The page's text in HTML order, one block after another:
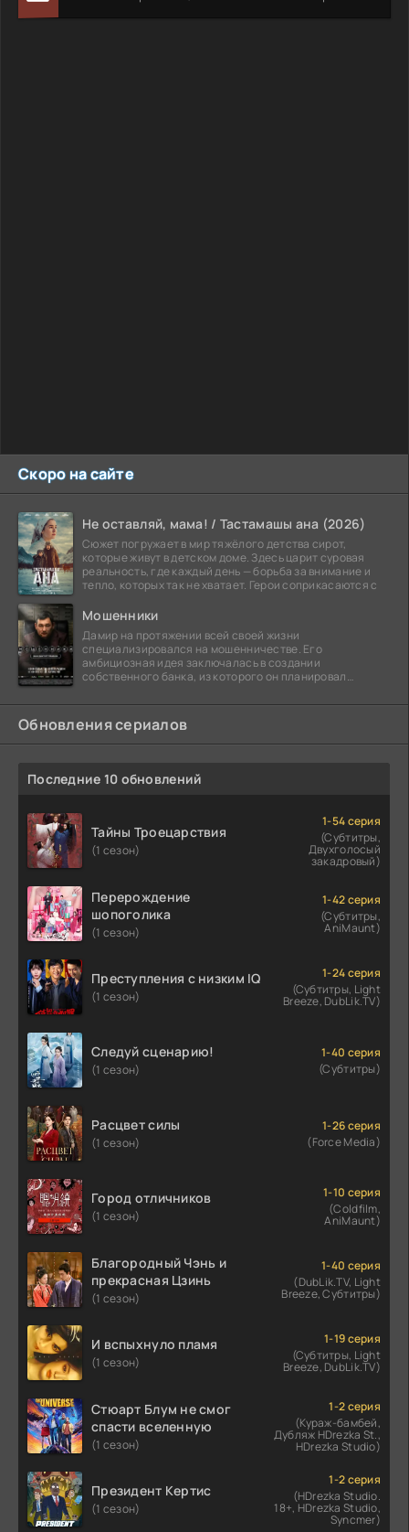
Скоро на сайте
Не оставляй, мама! / Тастамашы ана (2026)
Сюжет погружает в мир тяжёлого детства сирот,
которые живут в детском доме. Здесь царит суровая
реальность, где каждый день — борьба за внимание и
тепло, которых так не хватает. Герои соприкасаются с
Мошенники
Дамир на протяжении всей своей жизни
специализировался на мошенничестве. Его
амбициозная идея заключалась в создании
собственного банка, из которого он планировал
Обновления сериалов
Последние 10 обновлений
Тайны Троецарствия
(1 сезон)
1-54 серия
(Субтитры,
Двухголосый
закадровый)
Перерождение
шопоголика
(1 сезон)
1-42 серия
(Субтитры,
AniMaunt)
Преступления с низким IQ
(1 сезон)
1-24 серия
(Субтитры, Light
Breeze, DubLik.TV)
Следуй сценарию!
(1 сезон)
1-40 серия
(Субтитры)
Расцвет силы
(1 сезон)
1-26 серия
(Force Media)
Город отличников
(1 сезон)
1-10 серия
(Coldfilm,
AniMaunt)
Благородный Чэнь и
прекрасная Цзинь
(1 сезон)
1-40 серия
(DubLik.TV, Light
Breeze, Субтитры)
И вспыхнуло пламя
(1 сезон)
1-19 серия
(Субтитры, Light
Breeze, DubLik.TV)
Стюарт Блум не смог
спасти вселенную
(1 сезон)
1-2 серия
(Кураж-бамбей,
Дубляж HDrezka St.,
HDrezka Studio)
Президент Кертис
(1 сезон)
1-2 серия
(HDrezka Studio.
18+, HDrezka Studio,
Syncmer)